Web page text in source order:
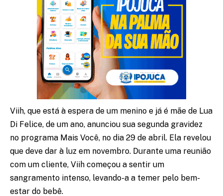
Viih, que está à espera de um menino e já é mãe de Lua
Di Felice, de um ano, anunciou sua segunda gravidez
no programa Mais Você, no dia 29 de abril. Ela revelou
que deve dar à luz em novembro. Durante uma reunião
com um cliente, Viih começou a sentir um
sangramento intenso, levando-a a temer pelo bem-
estar do bebê.